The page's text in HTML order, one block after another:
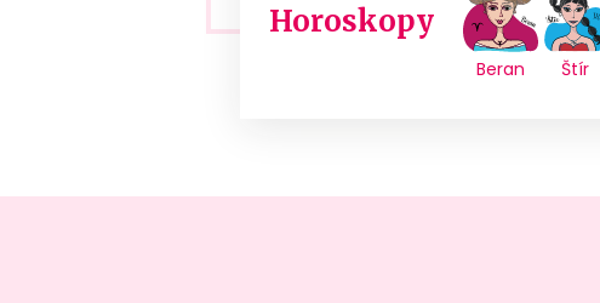
Horoskopy
Beran Štír